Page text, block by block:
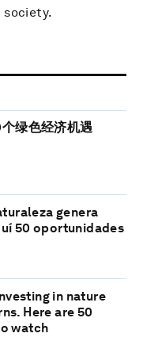
绿色经济机遇
genera
50 oportunidades
in nature
Here are 50
watch